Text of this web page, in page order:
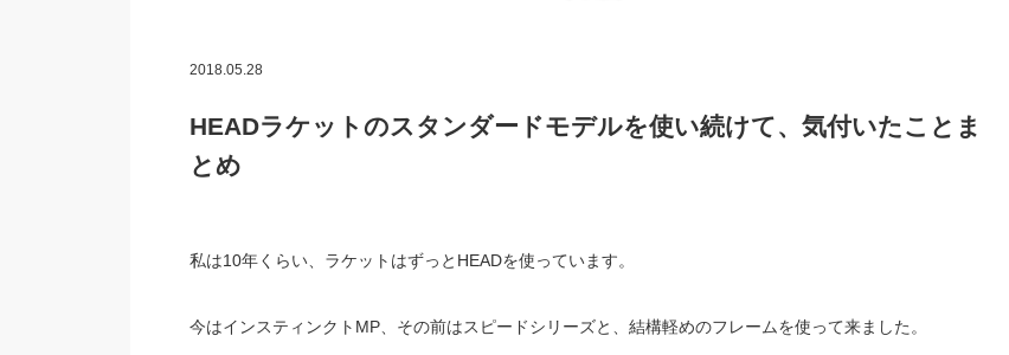
2018.05.28
HEADラケットのスタンダードモデルを使い続けて、気付いたことま
とめ
私は10年くらい、ラケットはずっとHEADを使っています。
今はインスティンクトMP、その前はスピードシリーズと、結構軽めのフレームを使って来ました。